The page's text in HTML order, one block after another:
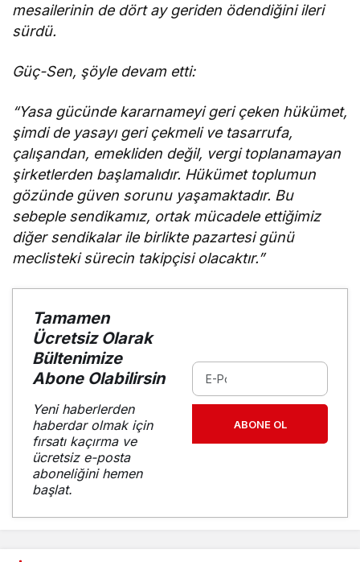
mesailerinin de dört ay geriden ödendiğini ileri
sürdü.
Güç-Sen, şöyle devam etti:
“Yasa gücünde kararnameyi geri çeken hükümet,
şimdi de yasayı geri çekmeli ve tasarrufa,
çalışandan, emekliden değil, vergi toplanamayan
şirketlerden başlamalıdır. Hükümet toplumun
gözünde güven sorunu yaşamaktadır. Bu
sebeple sendikamız, ortak mücadele ettiğimiz
diğer sendikalar ile birlikte pazartesi günü
meclisteki sürecin takipçisi olacaktır.”
Tamamen
Ücretsiz Olarak
Bültenimize
Abone Olabilirsin
Yeni haberlerden
haberdar olmak için
fırsatı kaçırma ve
ücretsiz e-posta
aboneliğini hemen
başlat.
ABONE OL